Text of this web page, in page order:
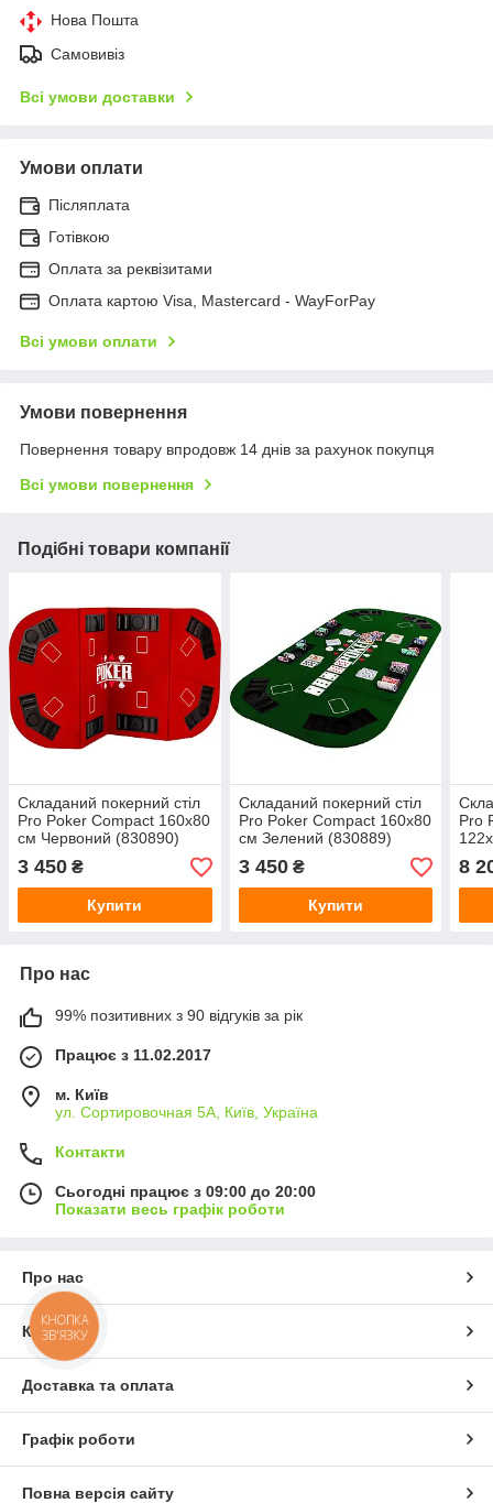
Нова Пошта
Самовивіз
Всі умови доставки
Умови оплати
Післяплата
Готівкою
Оплата за реквізитами
Оплата картою Visa, Mastercard - WayForPay
Всі умови оплати
Умови повернення
Повернення товару впродовж 14 днів за рахунок покупця
Всі умови повернення
Подібні товари компанії
Складаний покерний стіл
Pro Poker Compact 160x80
см Червоний (830890)
3 450 ₴
Купити
Складаний покерний стіл
Pro Poker Compact 160x80
см Зелений (830889)
3 450₴
Купити
Pro
8
Про нас
99% позитивних з 90 відгуків за рік
Працює з 11.02.2017
м. Київ
ул. Сортировочная 5А, Київ, Україна
Контакти
Сьогодні працює з 09:00 до 20:00
Показати весь графік роботи
Про нас
Контакти
Доставка та оплата
Графік роботи
Повна версія сайту
КНОПКА
ЗВ'ЯЗКУ